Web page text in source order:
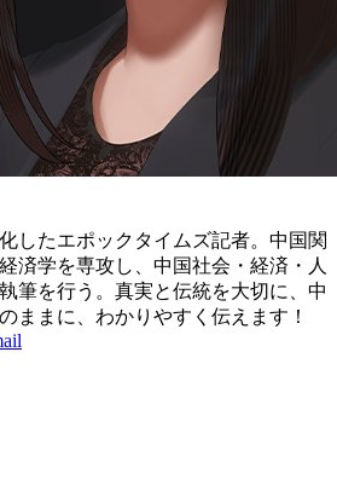
したエポックタイムズ記者。中国関
済学を専攻し、中国社会・経済・人
筆を行う。真実と伝統を大切に、中
ままに、わかりやすく伝えます！